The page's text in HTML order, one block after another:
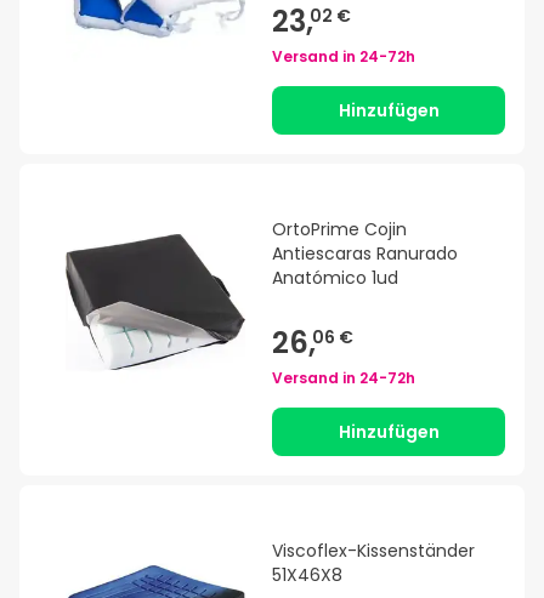
23,02 €
Versand in 24-72h
Hinzufügen
OrtoPrime Cojin
Antiescaras Ranurado
Anatómico 1ud
26,06 €
Versand in 24-72h
Hinzufügen
Viscoflex-Kissenständer
51X46X8